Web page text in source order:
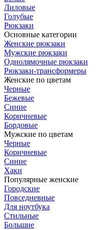
Лиловые
Голубые
Рюкзаки
Основные категории
Женские рюкзаки
Мужские рюкзаки
Однолямочные рюкзаки
Рюкзаки-трансформеры
Женские по цветам
Черные
Бежевые
Синие
Коричневые
Бордовые
Мужские по цветам
Черные
Коричневые
Синие
Хаки
Популярные женские
Городские
Повседневные
Для ноутбука
Стильные
Большие